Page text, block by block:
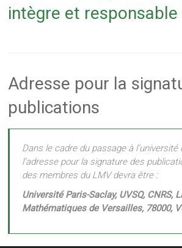
intègre et responsable
Adresse pour la
publications
Dans le cadre du passage à l’université
l’adresse pour la signature des
des membres du LMV devra être :
Université Paris-Saclay, UVSQ, CNRS,
Mathématiques de Versailles, 78000,